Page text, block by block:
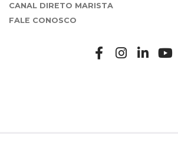
CANAL DIRETO MARISTA
FALE CONOSCO